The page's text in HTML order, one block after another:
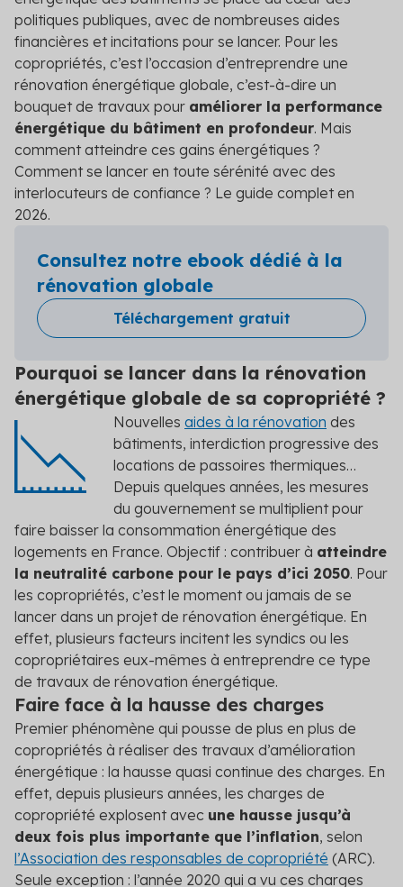
l’interdiction de location
Audit énergétique
Réalisez votre audit et définissez les meilleurs
scénarios de travaux
Diagnostic technique global
Assurez la pérennité de votre copropriété avec un
diagnostic complet et adapté
Voir toutes nos solutions
politiques publiques, avec de nombreuses aides
financières et incitations pour se lancer. Pour les
copropriétés, c’est l’occasion d’entreprendre une
rénovation énergétique globale, c’est-à-dire un
bouquet de travaux pour améliorer la performance
énergétique du bâtiment en profondeur. Mais
comment atteindre ces gains énergétiques ?
Comment se lancer en toute sérénité avec des
interlocuteurs de confiance ? Le guide complet en
2026.
Consultez notre ebook dédié à la
rénovation globale
Téléchargement gratuit
Pourquoi se lancer dans la rénovation
énergétique globale de sa copropriété ?
Nouvelles aides à la rénovation des
bâtiments, interdiction progressive des
locations de passoires thermiques…
Depuis quelques années, les mesures
du gouvernement se multiplient pour
faire baisser la consommation énergétique des
logements en France. Objectif : contribuer à atteindre
la neutralité carbone pour le pays d’ici 2050. Pour
les copropriétés, c’est le moment ou jamais de se
lancer dans un projet de rénovation énergétique. En
effet, plusieurs facteurs incitent les syndics ou les
copropriétaires eux-mêmes à entreprendre ce type
de travaux de rénovation énergétique.
Faire face à la hausse des charges
Premier phénomène qui pousse de plus en plus de
copropriétés à réaliser des travaux d’amélioration
énergétique : la hausse quasi continue des charges. En
effet, depuis plusieurs années, les charges de
copropriété explosent avec une hausse jusqu’à
deux fois plus importante que l’inflation, selon
l’Association des responsables de copropriété (ARC).
Seule exception : l’année 2020 qui a vu ces charges